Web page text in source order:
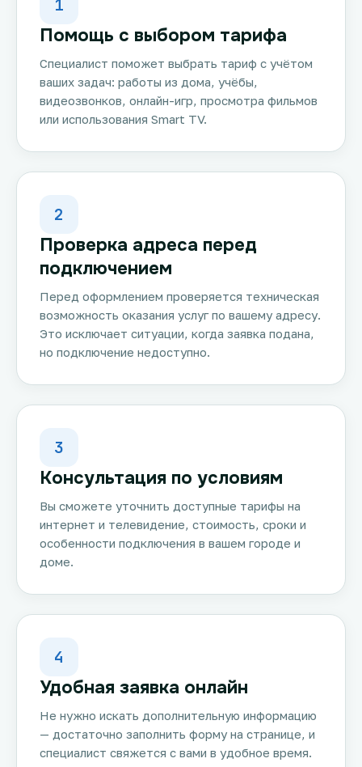
1
Помощь с выбором тарифа
Специалист поможет выбрать тариф с учётом
ваших задач: работы из дома, учёбы,
видеозвонков, онлайн-игр, просмотра фильмов
или использования Smart TV.
2
Проверка адреса перед
подключением
Перед оформлением проверяется техническая
возможность оказания услуг по вашему адресу.
Это исключает ситуации, когда заявка подана,
но подключение недоступно.
3
Консультация по условиям
Вы сможете уточнить доступные тарифы на
интернет и телевидение, стоимость, сроки и
особенности подключения в вашем городе и
доме.
4
Удобная заявка онлайн
Не нужно искать дополнительную информацию
— достаточно заполнить форму на странице, и
специалист свяжется с вами в удобное время.